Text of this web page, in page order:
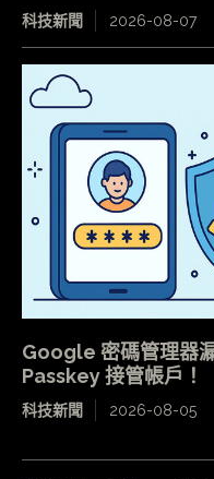
科技新聞 2026-08-07
Google 密碼管理器
Passkey 接管帳戶！
科技新聞 2026-08-05